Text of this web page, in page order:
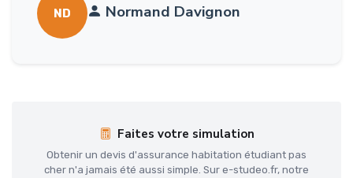
ND Normand Davignon
Faites votre simulation
Obtenir un devis d'assurance habitation étudiant pas
cher n'a jamais été aussi simple. Sur e-studeo.fr, notre